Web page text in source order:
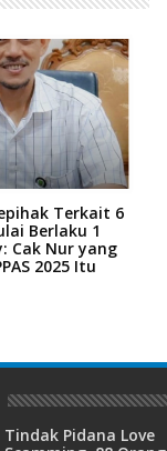
Terkait 6
Berlaku 1
Cak Nur yang
2025 Itu
Tindak Pidana Love